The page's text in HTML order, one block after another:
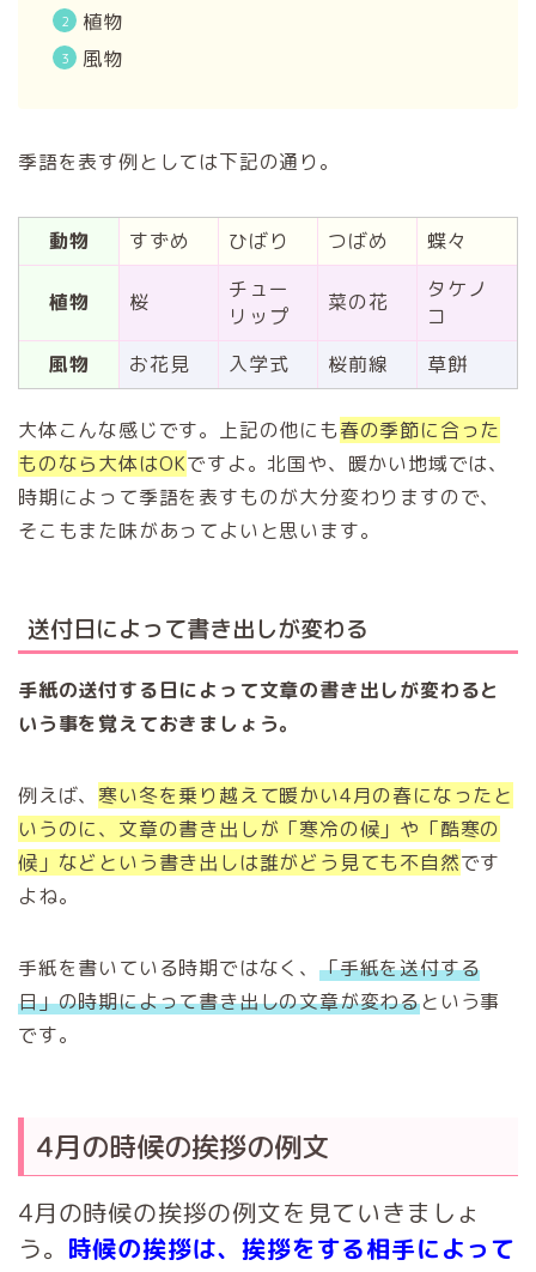
植物
風物
季語を表す例としては下記の通り。
動物 すずめ ひばり つばめ 蝶々
植物 桜
チュー
リップ
菜の花
タケノ
コ
風物
お花見 入学式 桜前線 草餅
大体こんな感じです。上記の他にも春の季節に合った
ものなら大体はOKですよ。北国や、暖かい地域では、
時期によって季語を表すものが大分変わりますので、
そこもまた味があってよいと思います。
送付日によって書き出しが変わる
手紙の送付する日によって文章の書き出しが変わると
いう事を覚えておきましょう。
例えば、 寒い冬を乗り越えて暖かい4月の春になったと
いうのに、文章の書き出しが「寒冷の候」や「酷寒の
候」などという書き出しは誰がどう見ても不自然です
よね。
手紙を書いている時期ではなく、 「手紙を送付する
日」の時期によって書き出しの文章が変わるという事
です。
4月の時候の挨拶の例文
4月の時候の挨拶の例文を見ていきましょ
う。 時候の挨拶は、挨拶をする相手によって